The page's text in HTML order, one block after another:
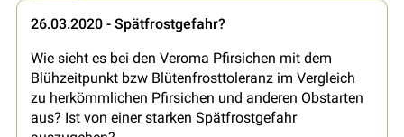
26.03.2020 - Spätfrostgefahr?
Wie sieht es bei den Veroma Pfirsichen mit dem
Blühzeitpunkt bzw Blütenfrosttoleranz im Vergleich
zu herkömmlichen Pfirsichen und anderen Obstarten
aus? Ist von einer starken Spätfrostgefahr